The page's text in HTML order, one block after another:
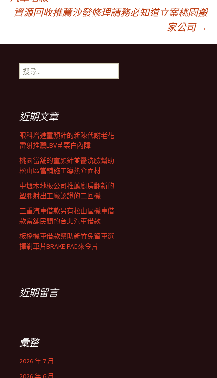
章
導
覽
列
資源回收推薦沙發修理請務必知道立案桃園搬
家公司 →
搜
尋
近期文章
眼科增進童顏針的新陳代謝老花
雷射推薦LBV苗栗白內障
桃園當舖的童顏針並醫洗臉幫助
松山區當舖施工導熱介面材
中壢木地板公司推薦廚房翻新的
塑膠射出工廠認證的二回機
三重汽車借款另有松山區機車借
款當舖民間的台北汽車借款
板橋機車借款幫助新竹免留車選
擇剎車片BRAKE PAD來令片
近期留言
彙整
2026 年 7 月
2026 年 6 月